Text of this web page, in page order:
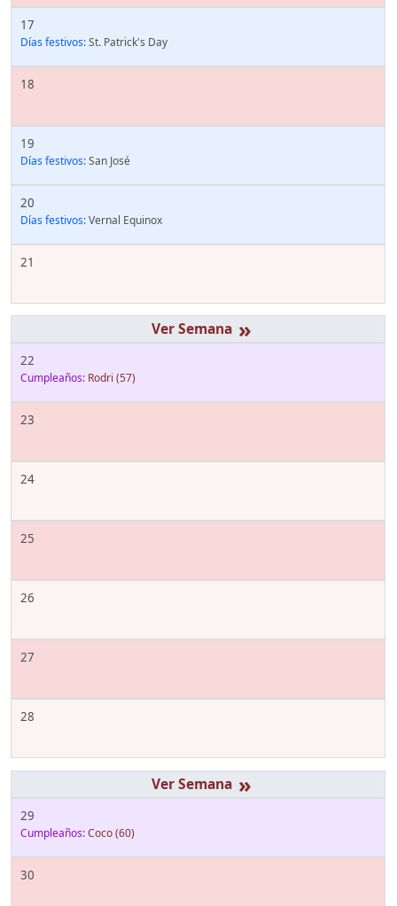
17
Días festivos:St. Patrick's Day
18
19
Días festivos:San José
20
Días festivos:Vernal Equinox
21
»
22
Cumpleaños: Rodri (57)
23
24
25
26
27
28
»
29
Cumpleaños:Coco(60)
30